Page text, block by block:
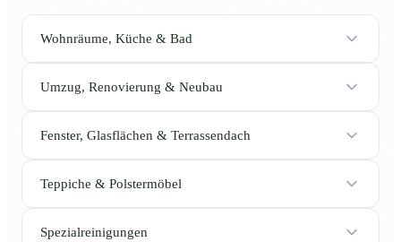
Wohnräume, Küche & Bad
Umzug, Renovierung & Neubau
Fenster, Glasflächen & Terrassendach
Teppiche & Polstermöbel
Spezialreinigungen